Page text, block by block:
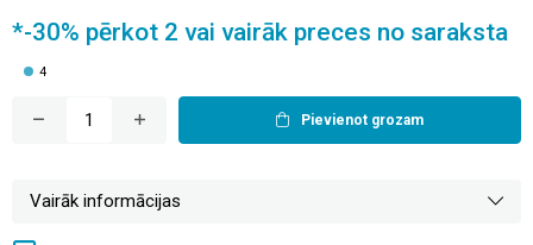
*-30% pērkot 2 vai vairāk preces no saraksta
4
Pievienot grozam
Vairāk informācijas